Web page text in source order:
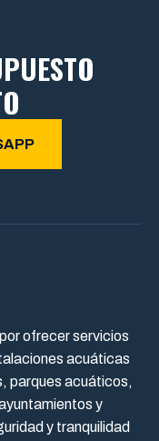
ofrecer servicios
acuáticas
parques acuáticos,
y
y tranquilidad